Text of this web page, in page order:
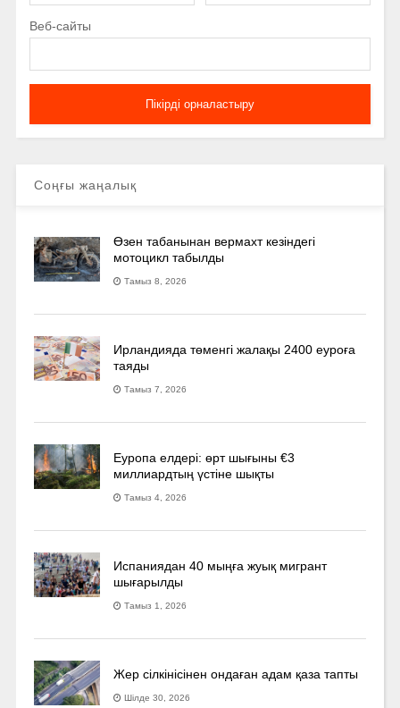
Веб-сайты
Соңғы жаңалық
Өзен табанынан вермахт кезіндегі
мотоцикл табылды
Тамыз 8, 2026
Ирландияда төменгі жалақы 2400 еуроға
таяды
Тамыз 7, 2026
Еуропа елдері: өрт шығыны €3
миллиардтың үстіне шықты
Тамыз 4, 2026
Испаниядан 40 мыңға жуық мигрант
шығарылды
Тамыз 1, 2026
Жер сілкінісінен ондаған адам қаза тапты
Шілде 30, 2026